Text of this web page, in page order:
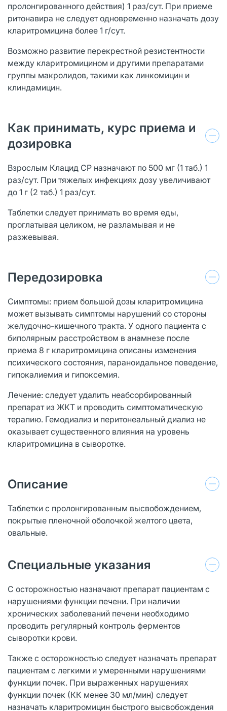
пролонгированного действия) 1 раз/сут. При приеме
ритонавира не следует одновременно назначать дозу
кларитромицина более 1 г/сут.
Возможно развитие перекрестной резистентности
между кларитромицином и другими препаратами
группы макролидов, такими как линкомицин и
клиндамицин.
Как принимать, курс приема и
дозировка
Взрослым Клацид СР назначают по 500 мг (1 таб.) 1
раз/сут. При тяжелых инфекциях дозу увеличивают
до 1 г (2 таб.) 1 раз/сут.
Таблетки следует принимать во время еды,
проглатывая целиком, не разламывая и не
разжевывая.
Передозировка
Симптомы: прием большой дозы кларитромицина
может вызывать симптомы нарушений со стороны
желудочно-кишечного тракта. У одного пациента с
биполярным расстройством в анамнезе после
приема 8 г кларитромицина описаны изменения
психического состояния, параноидальное поведение,
гипокалиемия и гипоксемия.
Лечение: следует удалить неабсорбированный
препарат из ЖКТ и проводить симптоматическую
терапию. Гемодиализ и перитонеальный диализ не
оказывает существенного влияния на уровень
кларитромицина в сыворотке.
Описание
Таблетки с пролонгированным высвобождением,
покрытые пленочной оболочкой желтого цвета,
овальные.
Специальные указания
С осторожностью назначают препарат пациентам с
нарушениями функции печени. При наличии
хронических заболеваний печени необходимо
проводить регулярный контроль ферментов
сыворотки крови.
Также с осторожностью следует назначать препарат
пациентам с легкими и умеренными нарушениями
функции почек. При выраженных нарушениях
функции почек (КК менее 30 мл/мин) следует
назначать кларитромицин быстрого высвобождения